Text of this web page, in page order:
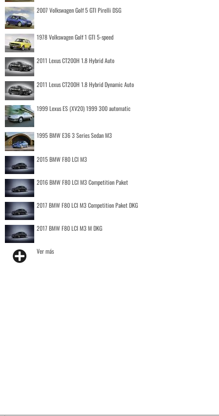
2007 Volkswagen Golf 5 GTI Pirelli DSG
1978 Volkswagen Golf 1 GTI 5-speed
2011 Lexus CT200H 1.8 Hybrid Auto
2011 Lexus CT200H 1.8 Hybrid Dynamic Auto
1999 Lexus ES (XV20) 1999 300 automatic
1995 BMW E36 3 Series Sedan M3
2015 BMW F80 LCI M3
2016 BMW F80 LCI M3 Competition Paket
2017 BMW F80 LCI M3 Competition Paket DKG
2017 BMW F80 LCI M3 M DKG
Ver más